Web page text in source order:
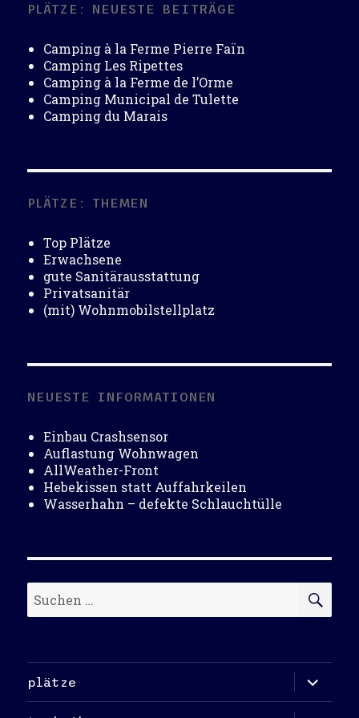
PLÄTZE: NEUESTE BEITRÄGE
Camping à la Ferme Pierre Faïn
Camping Les Ripettes
Camping à la Ferme de l’Orme
Camping Municipal de Tulette
Camping du Marais
PLÄTZE: THEMEN
Top Plätze
Erwachsene
gute Sanitärausstattung
Privatsanitär
(mit) Wohnmobilstellplatz
NEUESTE INFORMATIONEN
Einbau Crashsensor
Auflastung Wohnwagen
AllWeather-Front
Hebekissen statt Auffahrkeilen
Wasserhahn – defekte Schlauchtülle
Suchen
nach:
plätze
öffnen